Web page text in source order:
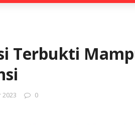
Terbukti
2023 0